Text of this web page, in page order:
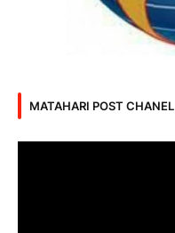
MATAHARI POST CHANEL